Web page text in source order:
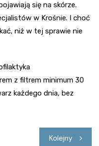
się na skórze.
w Krośnie. I choć
niż w tej sprawie nie
z filtrem minimum 30
każdego dnia, bez
Kolejny